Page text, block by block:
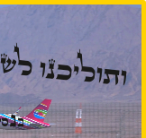
ותוליכנו
בנ